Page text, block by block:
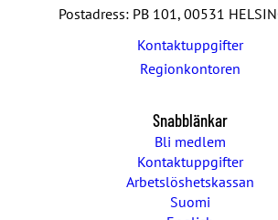
Postadress: PB 101, 00531
Kontaktuppgifter
Regionkontoren
Snabblänkar
Bli medlem
Kontaktuppgifter
Arbetslöshetskassan
Suomi